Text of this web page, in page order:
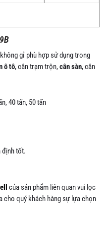
gỉ phù hợp sử dụng trong
ô tô, cân trạm trộn,cân sàn, cân
40 tấn, 50 tấn
định tốt.
của sản phẩm liên quan vui lọc
cho quý khách hàng sự lựa chọn